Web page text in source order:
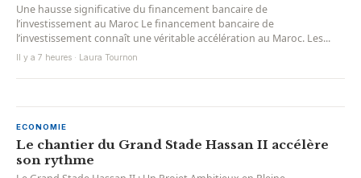
Une hausse significative du financement bancaire de
l’investissement au Maroc Le financement bancaire de
l’investissement connaît une véritable accélération au Maroc. Les...
Il y a 7 heures · Laura Tournon
ECONOMIE
Le chantier du Grand Stade Hassan II accélère
son rythme